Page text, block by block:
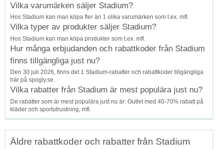
Vilka varumärken säljer Stadium?
Hos Stadium kan man köpa fler än 1 olika varumärken som t.ex. mfl.
Vilka typer av produkter säljer Stadium?
Hos Stadium kan man köpa produkter som t.ex. mfl.
Hur många erbjudanden och rabattkoder från Stadium
finns tillgängliga just nu?
Den 30 juli 2026, finns det 1 Stadium-rabatter och rabattkoder tillgängliga
här på spogly.se.
Vilka rabatter från Stadium är mest populära just nu?
De rabatter som är mest populära just nu är: Outlet med 40-70% rabatt på
kläder och sportutrustning, mfl.
Äldre rabattkoder och rabatter från Stadium